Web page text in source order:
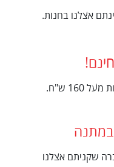
אצלנו בחנות.
160 ש"ח.
שקניתם אצלנו